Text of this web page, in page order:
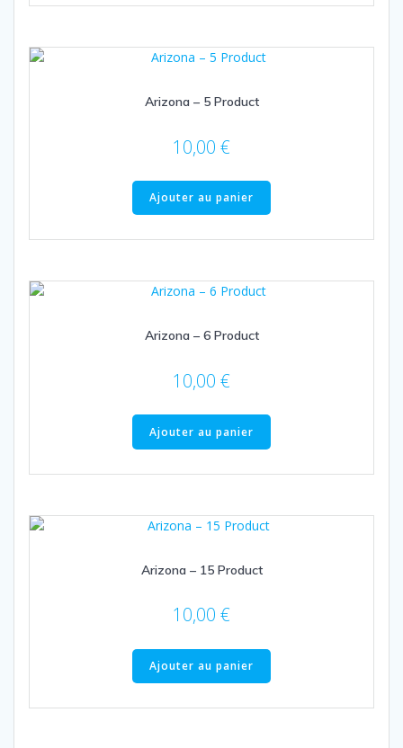
Arizona – 5 Product
10,00 €
Ajouter au panier
Arizona – 6 Product
10,00 €
Ajouter au panier
Arizona – 15 Product
10,00 €
Ajouter au panier